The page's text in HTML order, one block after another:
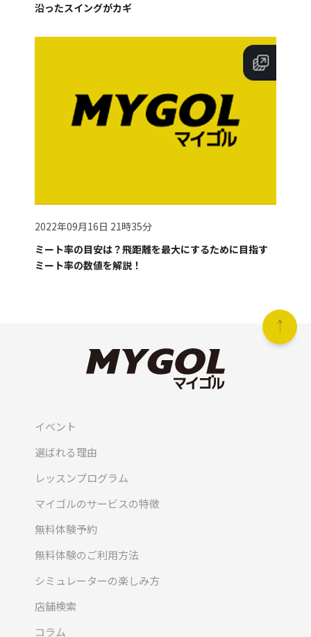
沿ったスイングがカギ
2022年09月16日 21時35分
ミート率の目安は？飛距離を最大にするために目指す
ミート率の数値を解説！
イベント
選ばれる理由
レッスンプログラム
マイゴルのサービスの特徴
無料体験予約
無料体験のご利用方法
シミュレーターの楽しみ方
店舗検索
コラム